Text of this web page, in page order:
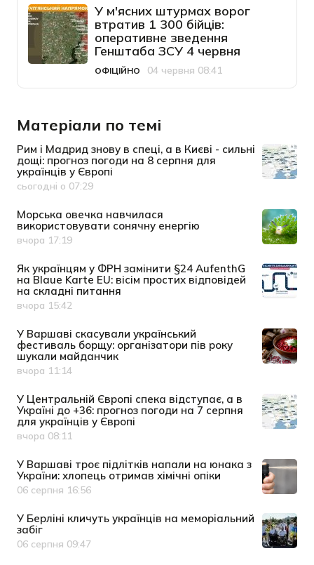
У м'ясних штурмах ворог
втратив 1 300 бійців:
оперативне зведення
Генштаба ЗСУ 4 червня
Категорія
ОФІЦІЙНО
Дата публікації
04 червня 08:41
Матеріали по темі
Рим і Мадрид знову в спеці, а в Києві - сильні
дощі: прогноз погоди на 8 серпня для
українців у Європі
Дата публікації
сьогодні о 07:29
Морська овечка навчилася
використовувати сонячну енергію
Дата публікації
вчора 17:19
Як українцям у ФРН замінити §24 AufenthG
на Blaue Karte EU: вісім простих відповідей
на складні питання
Дата публікації
вчора 15:42
У Варшаві скасували український
фестиваль борщу: організатори пів року
шукали майданчик
Дата публікації
вчора 11:14
У Центральній Європі спека відступає, а в
Україні до +36: прогноз погоди на 7 серпня
для українців у Європі
Дата публікації
вчора 08:11
У Варшаві троє підлітків напали на юнака з
України: хлопець отримав хімічні опіки
Дата публікації
06 серпня 16:56
У Берліні кличуть українців на меморіальний
забіг
Дата публікації
06 серпня 09:47